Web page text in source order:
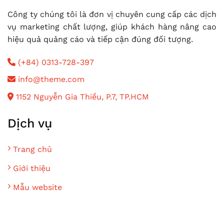
Công ty chúng tôi là đơn vị chuyên cung cấp các dịch
vụ marketing chất lượng, giúp khách hàng nâng cao
hiệu quả quảng cáo và tiếp cận đúng đối tượng.
(+84) 0313-728-397
info@theme.com
1152 Nguyễn Gia Thiều, P.7, TP.HCM
Dịch vụ
Trang chủ
Giới thiệu
Mẫu website